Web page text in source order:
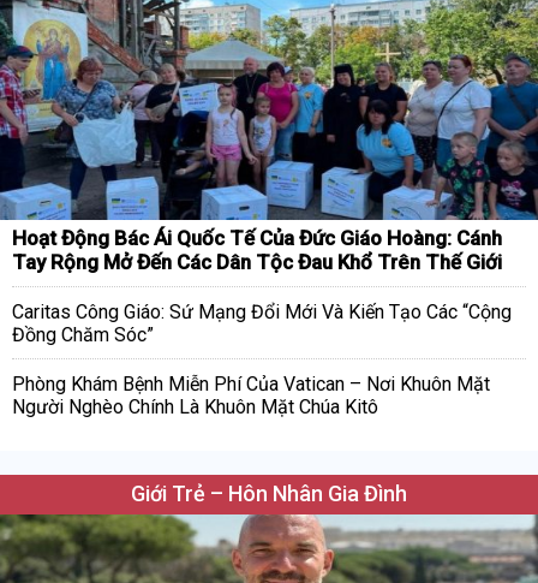
Hoạt Động Bác Ái Quốc Tế Của Đức Giáo Hoàng: Cánh
Tay Rộng Mở Đến Các Dân Tộc Đau Khổ Trên Thế Giới
Caritas Công Giáo: Sứ Mạng Đổi Mới Và Kiến Tạo Các “Cộng
Đồng Chăm Sóc”
Phòng Khám Bệnh Miễn Phí Của Vatican – Nơi Khuôn Mặt
Người Nghèo Chính Là Khuôn Mặt Chúa Kitô
Giới Trẻ – Hôn Nhân Gia Đình